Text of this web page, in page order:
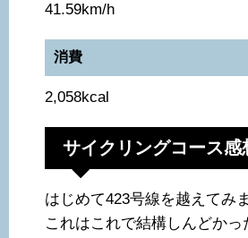
41.59km/h
消費
2,058kcal
サイクリングコース感
はじめて423号線を越えてみ
これはこれで結構しんどかっ